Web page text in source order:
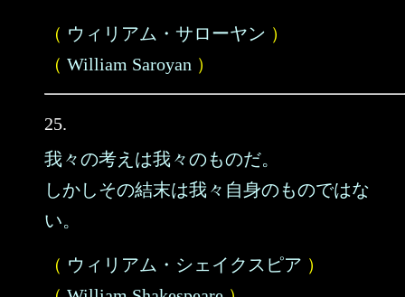
（ ウィリアム・サローヤン ）
（ William Saroyan ）
25.
我々の考えは我々のものだ。
しかしその結末は我々自身のものではな
い。
（ ウィリアム・シェイクスピア ）